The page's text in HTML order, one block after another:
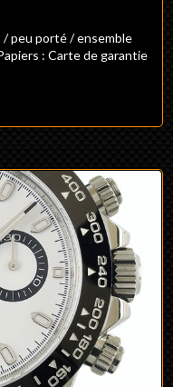
peu porté / ensemble
: Carte de garantie